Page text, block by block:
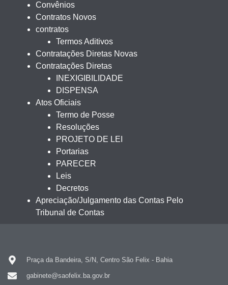
Convênios
Contratos Novos
contratos
Termos Aditivos
Contratações Diretas Novas
Contratações Diretas
INEXIGIBILIDADE
DISPENSA
Atos Oficiais
Termo de Posse
Resoluções
PROJETO DE LEI
Portarias
PARECER
Leis
Decretos
Apreciação/Julgamento das Contas Pelo
Tribunal de Contas
Praça da Bandeira, S/N, Centro São Felix - Bahia
gabinete@saofelix.ba.gov.br